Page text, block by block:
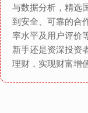
与数据分析，精选
到安全、可靠的合
率水平及用户评价
新手还是资深投资
理财，实现财富增值